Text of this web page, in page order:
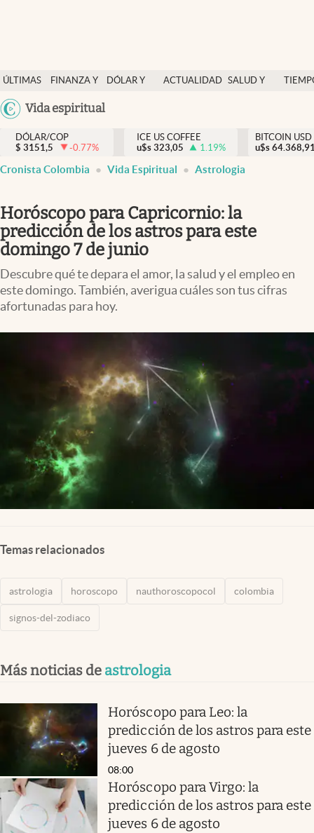
ÚLTIMAS
NOTICIAS
FINANZA Y
DÓLAR Y
ACTUALIDAD SALUD Y
México
Vida espiritual
Salud y nutrición
Vida espiritual
Actualidad
Curiosidades
Colombia
DÓLAR/COP
$ 3151,5 -0.77%
ICE US COFFEE
u$s 323,05 1.19%
BITCOIN USD
u$s
Cronista Colombia Vida Espiritual Astrologia
Horóscopo para Capricornio: la
predicción de los astros para este
domingo 7 de junio
Descubre qué te depara el amor, la salud y el empleo en
este domingo. También, averigua cuáles son tus cifras
afortunadas para hoy.
Temas relacionados
astrologia horoscopo nauthoroscopocol colombia
signos-del-zodiaco
Más noticias de astrologia
Horóscopo para Leo: la
predicción de los astros para este
jueves 6 de agosto
08:00
Horóscopo para Virgo: la
predicción de los astros para este
jueves 6 de agosto